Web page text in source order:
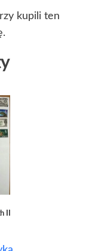
kupili ten
II